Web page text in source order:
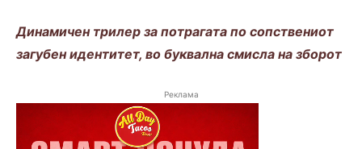
Динамичен трилер за потрагата по сопствениот
загубен идентитет, во буквална смисла на зборот
Реклама